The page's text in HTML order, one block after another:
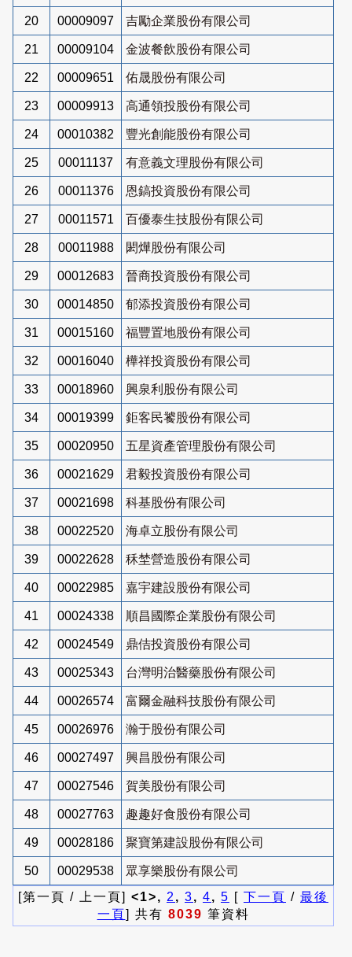
20 00009097 吉勵企業股份有限公司
21 00009104 金波餐飲股份有限公司
22 00009651 佑晟股份有限公司
23 00009913 高通領投股份有限公司
24 00010382 豐光創能股份有限公司
25 00011137 有意義文理股份有限公司
26 00011376 恩鎬投資股份有限公司
27 00011571 百優泰生技股份有限公司
28 00011988 閎燁股份有限公司
29 00012683 晉商投資股份有限公司
30 00014850 郁添投資股份有限公司
31 00015160 福豐置地股份有限公司
32 00016040 樺祥投資股份有限公司
33 00018960 興泉利股份有限公司
34 00019399 鉅客民饕股份有限公司
35 00020950 五星資產管理股份有限公司
36 00021629 君毅投資股份有限公司
37 00021698 科基股份有限公司
38 00022520 海卓立股份有限公司
39 00022628 秝埜營造股份有限公司
40 00022985 嘉宇建設股份有限公司
41 00024338 順昌國際企業股份有限公司
42 00024549 鼎佶投資股份有限公司
43 00025343 台灣明治醫藥股份有限公司
44 00026574 富爾金融科技股份有限公司
45 00026976 瀚于股份有限公司
46 00027497 興昌股份有限公司
47 00027546 賀美股份有限公司
48 00027763 趣趣好食股份有限公司
49 00028186 聚寶第建設股份有限公司
50 00029538
眾享樂股份有限公司
[第一頁 / 上一頁] <1>, 2 , 3, 4, 5 [ 下一頁 / 最後
一頁] 共有 8039 筆資料